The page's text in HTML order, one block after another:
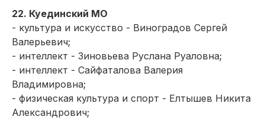
22. Куединский МО
- культура и искусство - Виноградов Сергей
Валерьевич;
- интеллект - Зиновьева Руслана Руаловна;
- интеллект - Сайфаталова Валерия
Владимировна;
- физическая культура и спорт - Елтышев Никита
Александрович;